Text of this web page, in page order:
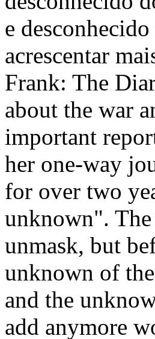
e
acrescentar
Frank: The
about the war
important
her one-way
for over two
unknown".
unmask, but
unknown of
and the
add anymore